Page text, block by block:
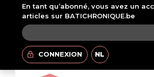
En tant qu’abonné, vous avez un
articles sur BATICHRONIQUE.be
CONNEXION NL